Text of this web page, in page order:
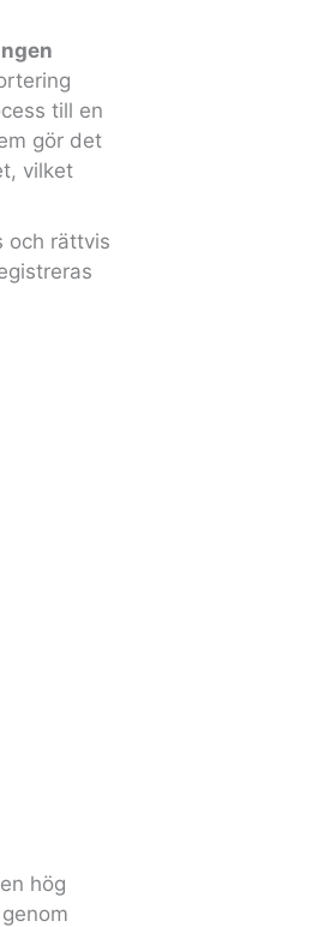
till en
gör det
vilket
och rättvis
hög